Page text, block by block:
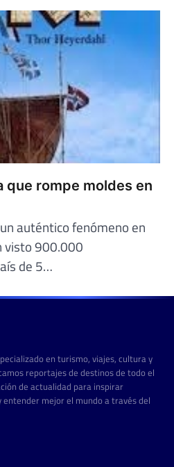
que rompe moldes en
auténtico fenómeno en
visto 900.000
de 5…
en turismo, viajes, cultura y
reportajes de destinos de todo el
de actualidad para inspirar
mejor el mundo a través del